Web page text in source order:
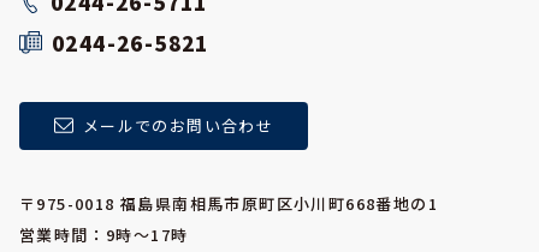
0244-26-5821
メールでのお問い合わせ
〒975-0018 福島県南相馬市原町区小川町668番地の1
営業時間：9時～17時